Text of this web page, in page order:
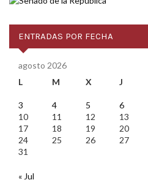
ENTRADAS POR FECHA
agosto 2026
L
M X J
3
4 5 6
10
11 12 13
17
18 19 20
24
25 26 27
31
« Jul